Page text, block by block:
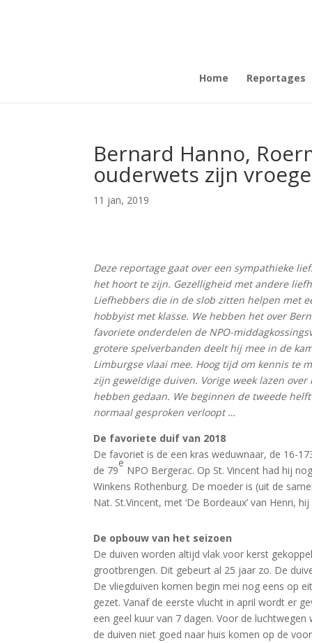
Home Reportages
Bernard Hanno,
ouderwets zijn
11 jan, 2019
Deze reportage gaat over een sympathieke
het hoort te zijn. Gezelligheid met andere
Liefhebbers die in de slob zitten helpen met
hobbyist met klasse. We hebben het over
favoriete onderdelen de NPO-
grotere spelverbanden deelt hij mee in de
Limburgse vlaai mee. Hoog tijd om kennis te
zijn geweldige duiven. Vorige week lazen
hebben gedaan. We beginnen de tweede
normaal gesproken verloopt …
De favoriete duif van 2018
De favoriet is de een kras weduwnaar, de 16-
de 79
e
NPO Bergerac. Op St. Vincent had hij
Winkens Rothenburg. De moeder is (uit de
Nat. St.Vincent, met ‘De Bordeaux’ van Henri,
De opbouw van het seizoen
De duiven worden altijd vlak voor kerst
grootbrengen. Dit gebeurt al 25 jaar zo. De
De vliegduiven komen begin mei nog eens op
gezet. Vanaf de eerste vlucht in april wordt er
een geel kuur van 7 dagen. Voor de
de duiven niet goed naar huis komen op de